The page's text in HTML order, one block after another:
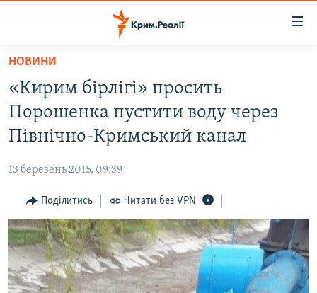
Перейти
основного
матеріалу
Перейти
до
основної
навігації
Перейти
до
пошуку
ВОДА.КРИМ
ВІДЕО ТА ФОТО
БЛОГИ
ПОГЛЯД
ІНТЕРВ'Ю
ВСЕ ЗА ДЕНЬ
СПЕЦПРОЕКТИ
НОВИНИ
«Кирим бірлігі» просить
Порошенка пустити воду через
Північно-Кримський канал
13 березень 2015, 09:39
Поділитись Читати без VPN